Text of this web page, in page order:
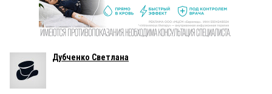
Дубченко Светлана